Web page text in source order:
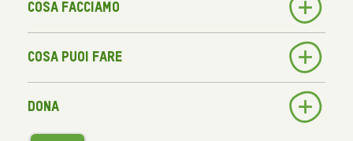
Cosa facciamo
Cosa puoi fare
Dona